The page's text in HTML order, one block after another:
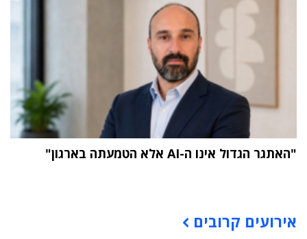
"האתגר הגדול אינו ה-AI אלא הטמעתה בארגון"
אירועים קרובים